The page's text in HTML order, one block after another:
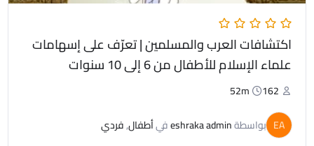
اكتشافات العرب والمسلمين | تعرّف على إسهامات
علماء الإسلام للأطفال من 6 إلى 10 سنوات
162
52m
EA بواسطةeshraka adminفيأطفال,فردي